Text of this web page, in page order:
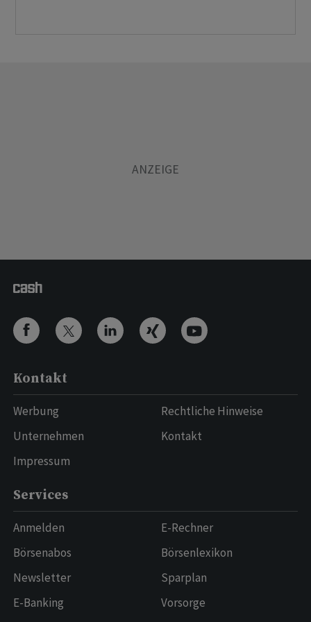
Kontakt
Werbung
Unternehmen
Impressum
Rechtliche Hinweise
Kontakt
Services
Anmelden
Börsenabos
Newsletter
E-Banking
E-Rechner
Börsenlexikon
Sparplan
Vorsorge